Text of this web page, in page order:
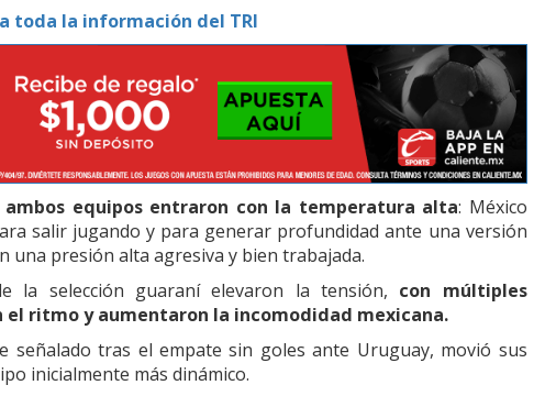
toda la información del TRI
ambos equipos entraron con la temperatura alta: México
salir jugando y para generar profundidad ante una versión
una presión alta agresiva y bien trabajada.
la selección guaraní elevaron la tensión, con múltiples
el ritmo y aumentaron la incomodidad mexicana.
señalado tras el empate sin goles ante Uruguay, movió sus
inicialmente más dinámico.